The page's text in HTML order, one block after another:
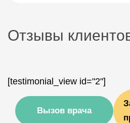
Отзывы
[testimonial_view id="2"]
Вызов врача